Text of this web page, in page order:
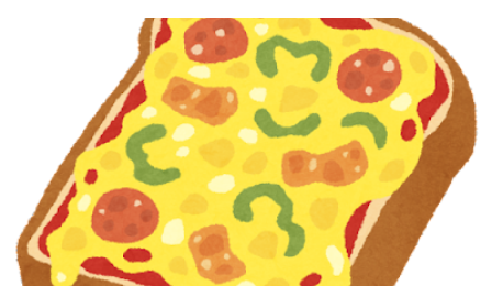
トピックス
TBS Podcast
お知らせ
イベント・グッズ
YouTube
会社情報